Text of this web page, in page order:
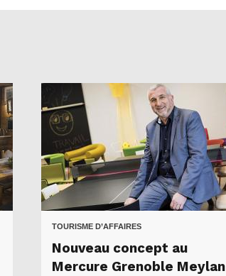
TOURISME D’AFFAIRES
Nouveau concept au
Mercure Grenoble Meylan